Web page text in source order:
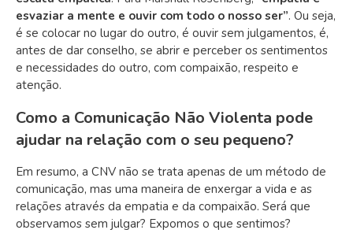
esvaziar a mente e ouvir com todo o nosso ser”. Ou seja,
é se colocar no lugar do outro, é ouvir sem julgamentos, é,
antes de dar conselho, se abrir e perceber os sentimentos
e necessidades do outro, com compaixão, respeito e
atenção.
Como a Comunicação Não Violenta pode
ajudar na relação com o seu pequeno?
Em resumo, a CNV não se trata apenas de um método de
comunicação, mas uma maneira de enxergar a vida e as
relações através da empatia e da compaixão. Será que
observamos sem julgar? Expomos o que sentimos?